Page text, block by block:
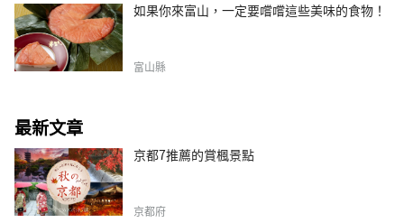
如果你來富山，一定要嚐嚐這些美味的食物！
富山縣
最新文章
京都7推薦的賞楓景點
京都府